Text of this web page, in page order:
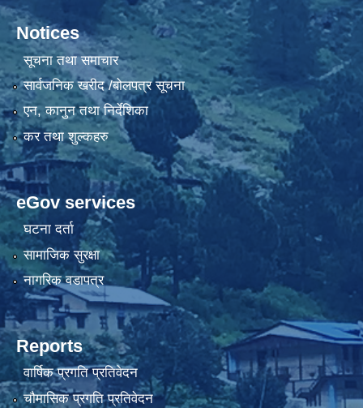
Notices
सूचना तथा समाचार
सार्वजनिक खरीद /बोलपत्र सूचना
एन, कानुन तथा निर्देशिका
कर तथा शुल्कहरु
eGov services
घटना दर्ता
सामाजिक सुरक्षा
नागरिक वडापत्र
Reports
वार्षिक प्रगति प्रतिवेदन
चौमासिक प्रगति प्रतिवेदन